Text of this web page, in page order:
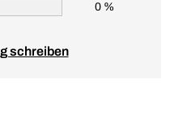
0 %
schreiben